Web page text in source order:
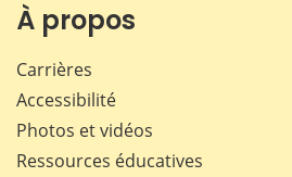
À propos
Carrières
Accessibilité
Photos et vidéos
Ressources éducatives